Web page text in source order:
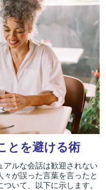
とを避ける術
アルな会話は歓迎されない
が誤った言葉を言ったと
いて、以下に示します。